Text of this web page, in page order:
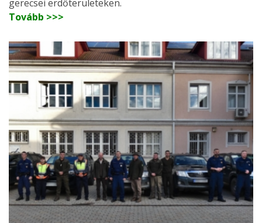
gerecsei erdőterületeken.
Tovább >>>